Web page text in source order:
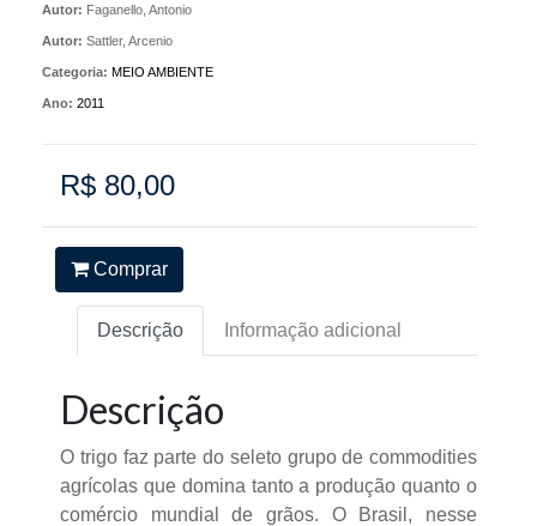
Autor: Faganello, Antonio
Autor: Sattler, Arcenio
Categoria: MEIO AMBIENTE
Ano: 2011
R$ 80,00
Comprar
Descrição Informação adicional
Descrição
O trigo faz parte do seleto grupo de commodities
agrícolas que domina tanto a produção quanto o
comércio mundial de grãos. O Brasil, nesse